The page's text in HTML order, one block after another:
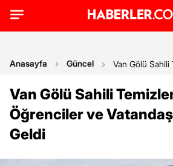
Anasayfa Güncel Van Gölü
Van Gölü Sahili
Öğrenciler ve
Geldi